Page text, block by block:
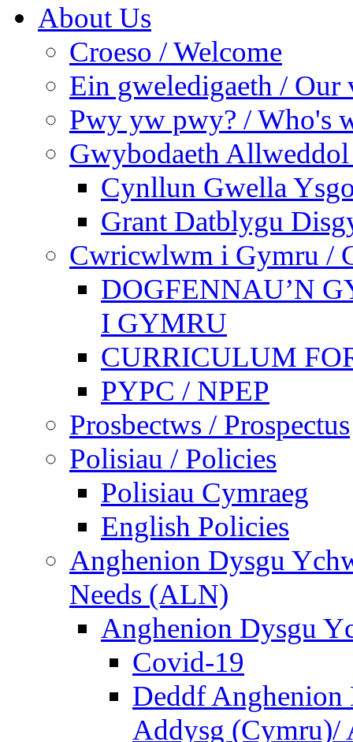
About Us
Croeso / Welcome
Ein gweledigaeth / Our
Pwy yw pwy? / Who's
Gwybodaeth
Cynllun Gwella
Grant Datblygu
Cwricwlwm i Gymru /
DOGFENNAU’N
I GYMRU
CURRICULUM
PYPC / NPEP
Prosbectws / Prospectus
Polisiau / Policies
Polisiau Cymraeg
English Policies
Anghenion Dysgu
Needs (ALN)
Anghenion Dysgu
Covid-19
Deddf
Addysg (Cymru)/